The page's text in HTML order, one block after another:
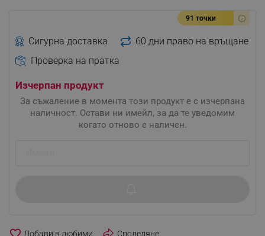
91 точки
Сигурна доставка
60 дни право на връщане
Проверка на пратка
Изчерпан продукт
За съжаление в момента този продукт е с изчерпана
наличност. Остави ни имейл, за да те уведомим
когато отново е наличен.
favorite_border Споделяне